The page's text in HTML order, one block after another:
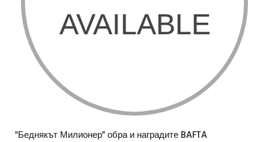
"Беднякът Милионер" обра и наградите BAFTA